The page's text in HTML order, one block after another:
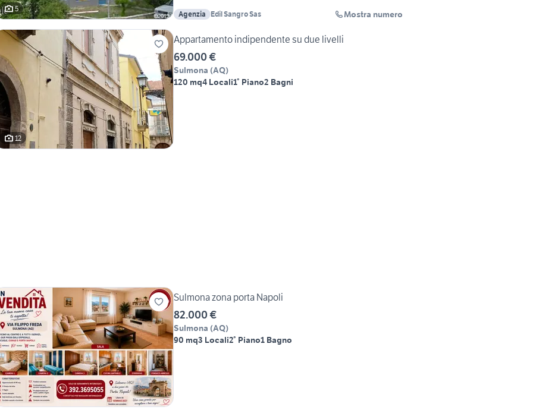
5
Agenzia Edil Sangro Sas Mostra numero
12
Appartamento indipendente su due livelli
69.000 €
Sulmona (AQ)
120 mq4 Locali1° Piano2 Bagni
Sulmona zona porta Napoli
82.000 €
Sulmona (AQ)
90 mq3 Locali2° Piano1 Bagno